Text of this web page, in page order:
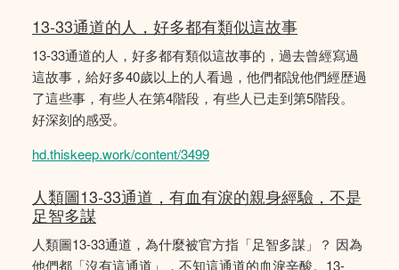
13-33通道的人，好多都有類似這故事
13-33通道的人，好多都有類似這故事的，過去曾經寫過
這故事，給好多40歲以上的人看過，他們都說他們經歴過
了這些事，有些人在第4階段，有些人已走到第5階段。
好深刻的感受。
hd.thiskeep.work/content/3499
人類圖13-33通道，有血有淚的親身經驗，不是
足智多謀
人類圖13-33通道，為什麼被官方指「足智多謀」？ 因為
他們都「沒有這通道」，不知這通道的血淚辛酸。13-